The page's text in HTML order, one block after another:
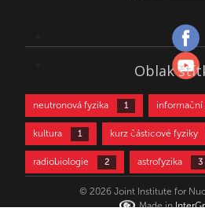
Oblak
neutronová fyzika 1
kultura 1 kurz částicové fyziky
radiobiologie 2 astrofyzika 3
částicová fyzika 3 aktivační
© 2026 Joint Institute for
Made in